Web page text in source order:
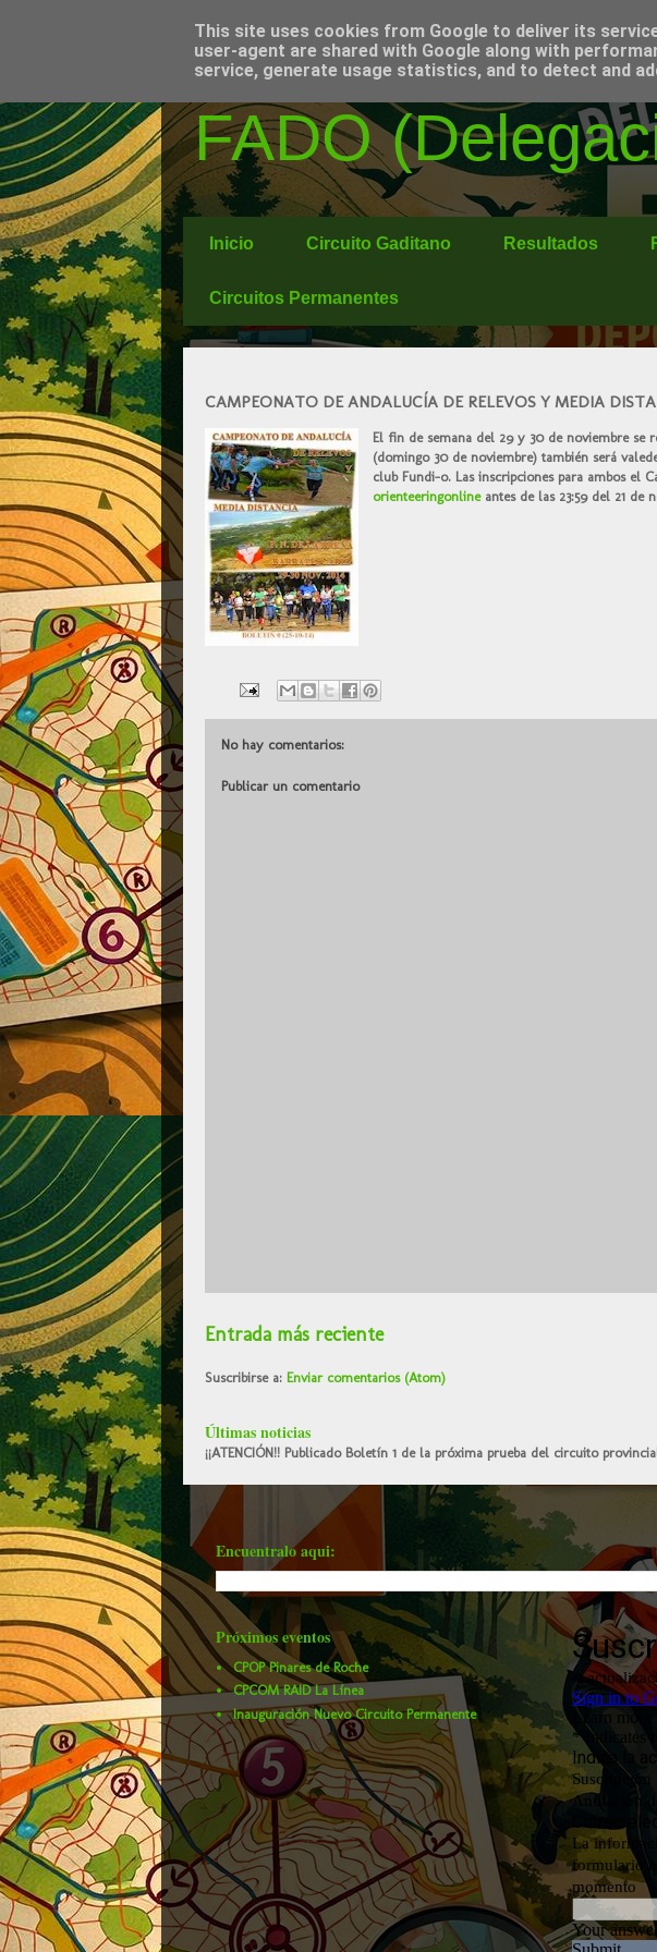
FADO
Inicio Circuito Gaditano Resultados
Circuitos Permanentes
CAMPEONATO DE ANDALUCÍA DE RELEVOS Y MEDIA
El fin de semana del 29 y 30 de noviembre se
(domingo 30 de noviembre) también será
club Fundi-o. Las inscripciones para ambos el
orienteeringonlineantes de las 23:59 del 21 de
No hay comentarios:
Publicar un comentario
Entrada más reciente
Suscribirse a: Enviar comentarios (Atom)
Últimas noticias
¡¡ATENCIÓN!! Publicado Boletín 1 de la próxima prueba del circuito
Encuentralo aqui:
Próximos eventos
CPOP Pinares de Roche
CPCOM RAID La Línea
Inauguración Nuevo Circuito Permanente
This site uses cookies from Google to deliver its
user-agent are shared with Google along with
service, generate usage statistics, and to detect and